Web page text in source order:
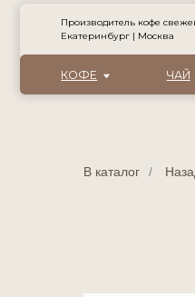
Производитель кофе свежей
Екатеринбург | Москва
В каталог /